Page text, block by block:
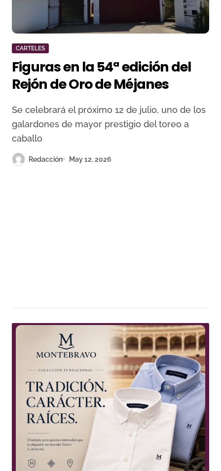
CARTELES
Figuras en la 54ª edición del
Rejón de Oro de Méjanes
Se celebrará el próximo 12 de julio, uno de los
galardones de mayor prestigio del toreo a
caballo
Redacción May 12, 2026